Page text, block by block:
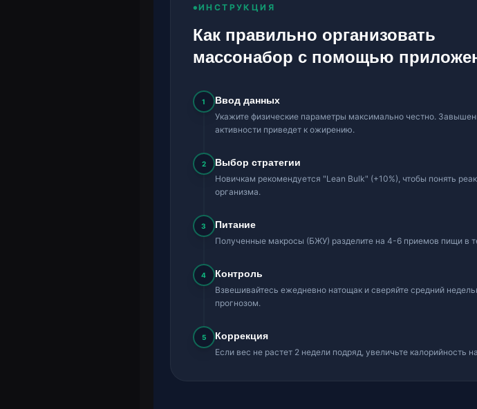
ИНСТРУКЦИЯ
Как правильно организовать
массонабор с помощью
1 Ввод данных
Укажите физические параметры максимально честно.
активности приведет к ожирению.
2 Выбор стратегии
Новичкам рекомендуется "Lean Bulk" (+10%), чтобы понять
организма.
3 Питание
Полученные макросы (БЖУ) разделите на 4-6 приемов пищи в
4 Контроль
Взвешивайтесь ежедневно натощак и сверяйте средний
прогнозом.
5 Коррекция
Если вес не растет 2 недели подряд, увеличьте калорийность